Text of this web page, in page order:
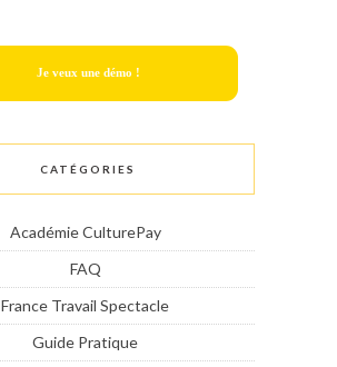
Je veux une démo !
CATÉGORIES
Académie CulturePay
FAQ
France Travail Spectacle
Guide Pratique